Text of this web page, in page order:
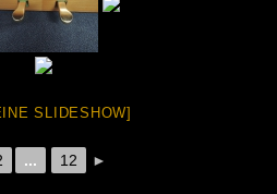
SLIDESHOW]
... 12 ►